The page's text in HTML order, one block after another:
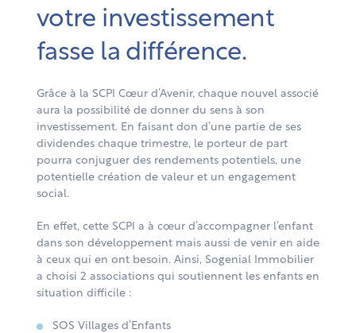
votre investissement
fasse la différence.
Grâce à la SCPI Cœur d’Avenir, chaque nouvel associé
aura la possibilité de donner du sens à son
investissement. En faisant don d’une partie de ses
dividendes chaque trimestre, le porteur de part
pourra conjuguer des rendements potentiels, une
potentielle création de valeur et un engagement
social.
En effet, cette SCPI a à cœur d’accompagner l’enfant
dans son développement mais aussi de venir en aide
à ceux qui en ont besoin. Ainsi, Sogenial Immobilier
a choisi 2 associations qui soutiennent les enfants en
situation difficile :
SOS Villages d’Enfants